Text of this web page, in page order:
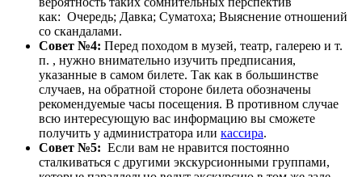
как: Очередь; Давка; Суматоха; Выяснение отношений
со скандалами.
Совет №4: Перед походом в музей, театр, галерею и т.
п. , нужно внимательно изучить предписания,
указанные в самом билете. Так как в большинстве
случаев, на обратной стороне билета обозначены
рекомендуемые часы посещения. В противном случае
всю интересующую вас информацию вы сможете
получить у администратора или кассира.
Совет №5: Если вам не нравится постоянно
сталкиваться с другими экскурсионными группами,